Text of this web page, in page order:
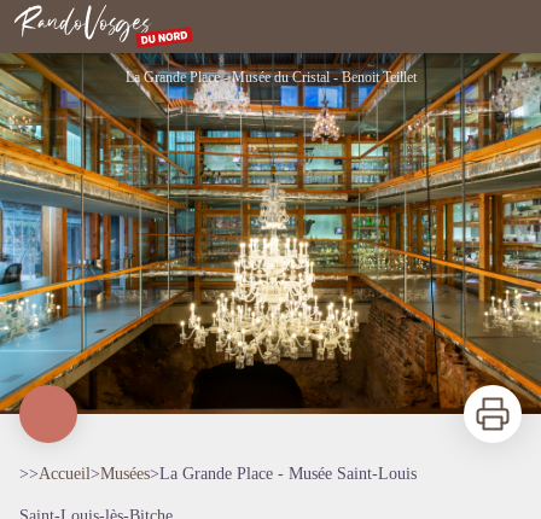
Rando Vosges du Nord
La Grande Place - Musée Saint-Louis
La Grande Place - Musée du Cristal - Benoit Teillet
Imprimer
>>Accueil>Musées>La Grande Place - Musée Saint-Louis